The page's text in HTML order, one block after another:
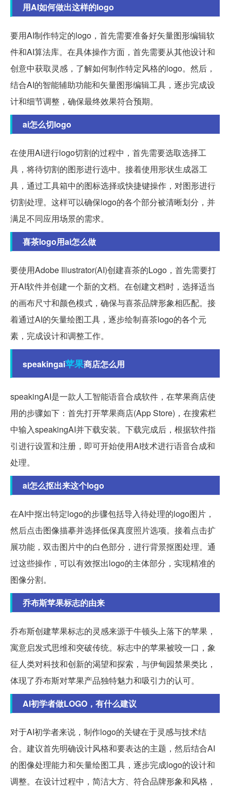
用AI如何做出这样的logo
要用AI制作特定的logo，首先需要准备好矢量图形编辑软
件和AI算法库。在具体操作方面，首先需要从其他设计和
创意中获取灵感，了解如何制作特定风格的logo。然后，
结合AI的智能辅助功能和矢量图形编辑工具，逐步完成设
计和细节调整，确保最终效果符合预期。
ai怎么切logo
在使用AI进行logo切割的过程中，首先需要选取选择工
具，将待切割的图形进行选中。接着使用形状生成器工
具，通过工具箱中的图标选择或快捷键操作，对图形进行
切割处理。这样可以确保logo的各个部分被清晰划分，并
满足不同应用场景的需求。
喜茶logo用ai怎么做
要使用Adobe Illustrator(AI)创建喜茶的Logo，首先需要打
开AI软件并创建一个新的文档。在创建文档时，选择适当
的画布尺寸和颜色模式，确保与喜茶品牌形象相匹配。接
着通过AI的矢量绘图工具，逐步绘制喜茶logo的各个元
素，完成设计和调整工作。
speakingai苹果商店怎么用
speakingAI是一款人工智能语音合成软件，在苹果商店使
用的步骤如下：首先打开苹果商店(App Store)，在搜索栏
中输入speakingAI并下载安装。下载完成后，根据软件指
引进行设置和注册，即可开始使用AI技术进行语音合成和
处理。
ai怎么抠出来这个logo
在AI中抠出特定logo的步骤包括导入待处理的logo图片，
然后点击图像描摹并选择低保真度照片选项。接着点击扩
展功能，双击图片中的白色部分，进行背景抠图处理。通
过这些操作，可以有效抠出logo的主体部分，实现精准的
图像分割。
乔布斯苹果标志的由来
乔布斯创建苹果标志的灵感来源于牛顿头上落下的苹果，
寓意启发式思维和突破传统。标志中的苹果被咬一口，象
征人类对科技和创新的渴望和探索，与伊甸园禁果类比，
体现了乔布斯对苹果产品独特魅力和吸引力的认可。
AI初学者做LOGO，有什么建议
对于AI初学者来说，制作logo的关键在于灵感与技术结
合。建议首先明确设计风格和要表达的主题，然后结合AI
的图像处理能力和矢量绘图工具，逐步完成logo的设计和
调整。在设计过程中，简洁大方、符合品牌形象和风格，